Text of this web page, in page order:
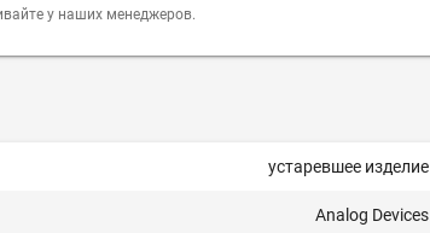
у наших менеджеров.
устаревшее изделие
Analog Devices